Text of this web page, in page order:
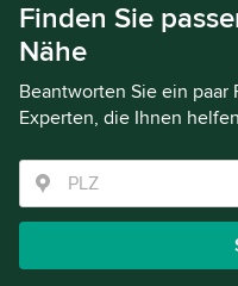
Finden Sie
Nähe
Beantworten Sie ein
Experten, die Ihnen